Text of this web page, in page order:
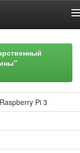
Pi 3